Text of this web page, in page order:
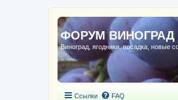
ФОРУМ ВИНОГРАД
Виноград, ягодники, посадка, новые
Ссылки FAQ